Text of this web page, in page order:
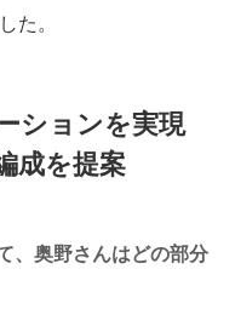
た。
ションを実現
成を提案
、奥野さんはどの部分